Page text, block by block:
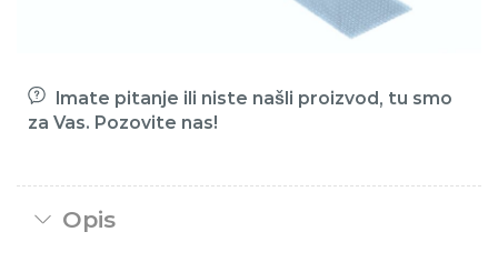
Imate pitanje ili niste našli proizvod, tu smo
za Vas. Pozovite nas!
Opis